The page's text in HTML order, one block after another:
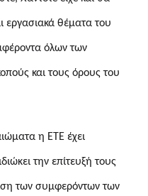
εργασιακά θέματα του
όλων των
και τους όρους του
η ΕΤΕ έχει
την επίτευξή τους
των συμφερόντων των